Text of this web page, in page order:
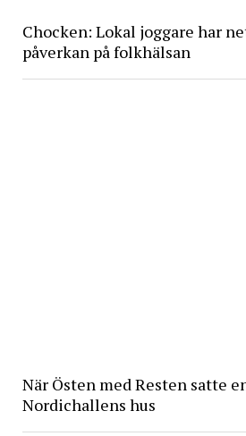
Chocken: Lokal joggare har
påverkan på folkhälsan
När Östen med Resten satte
Nordichallens hus